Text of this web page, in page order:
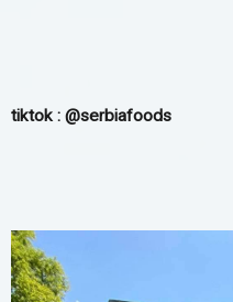
tiktok : @serbiafoods